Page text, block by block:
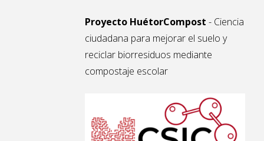
Proyecto HuétorCompost - Ciencia
ciudadana para mejorar el suelo y
reciclar biorresiduos mediante
compostaje escolar